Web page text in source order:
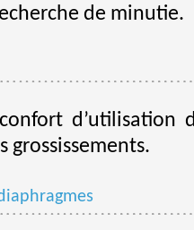
de minutie.
d’utilisation
grossissements.